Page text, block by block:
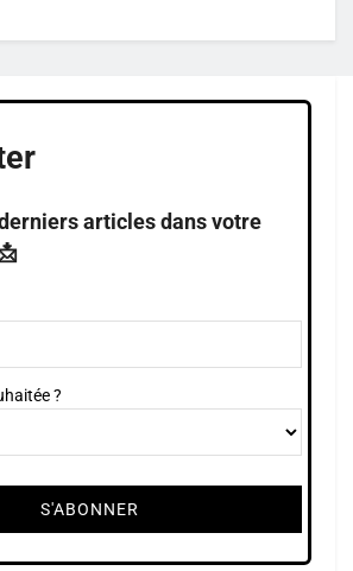
articles dans votre
?